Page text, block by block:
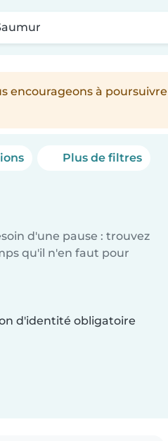
encourageons à
Plus de filtres
d'une pause : trouvez
qu'il n'en faut pour
d'identité obligatoire